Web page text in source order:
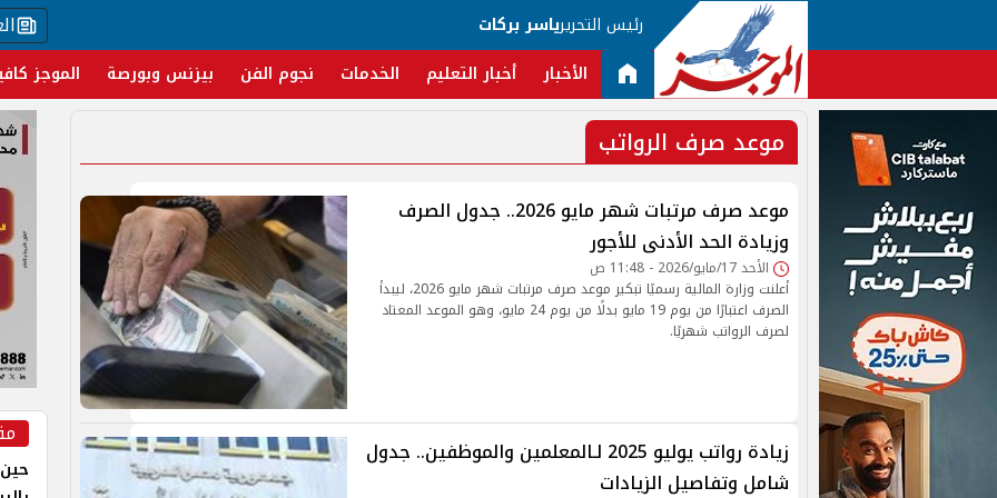
رئيس التحريرياسر بركات
الأخبار أخبار التعليم الخدمات نجوم الفن بيزنس وبورصة الموجز
موعد صرف الرواتب
موعد صرف مرتبات شهر مايو 2026.. جدول الصرف
وزيادة الحد الأدنى للأجور
الأحد 17/مايو/2026 - 11:48 ص
أعلنت وزارة المالية رسميًا تبكير موعد صرف مرتبات شهر مايو 2026، ليبدأ
الصرف اعتبارًا من يوم 19 مايو بدلًا من يوم 24 مايو، وهو الموعد المعتاد
لصرف الرواتب شهريًا.
زيادة رواتب يوليو 2025 لـالمعلمين والموظفين.. جدول
شامل وتفاصيل الزيادات